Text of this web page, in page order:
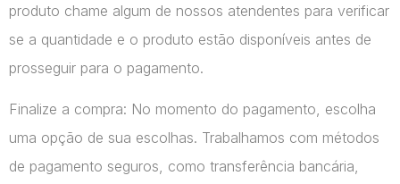
produto chame algum de nossos atendentes para verificar
se a quantidade e o produto estão disponíveis antes de
prosseguir para o pagamento.
Finalize a compra: No momento do pagamento, escolha
uma opção de sua escolhas. Trabalhamos com métodos
de pagamento seguros, como transferência bancária,